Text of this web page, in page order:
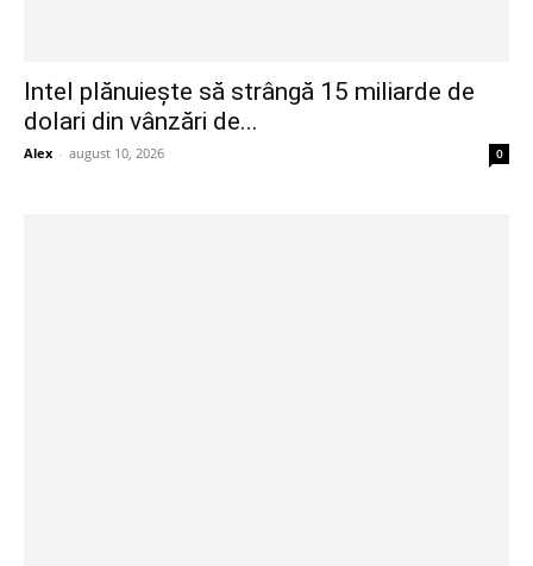
Intel plănuiește să strângă 15 miliarde de
dolari din vânzări de...
Alex - august 10, 2026 0